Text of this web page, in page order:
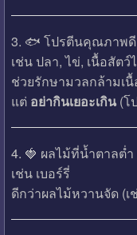
3. 🐟 โปรตีนคุณภาพดี
เช่น ปลา, ไข่, เนื้อสัตว์
ช่วยรักษามวลกล้ามเนื้
แต่ อย่ากินเยอะเกิน(โ
4. 🍓 ผลไม้ที่น้ำตาลต่ำ
เช่น เบอร์รี่
ดีกว่าผลไม้หวานจัด (เ